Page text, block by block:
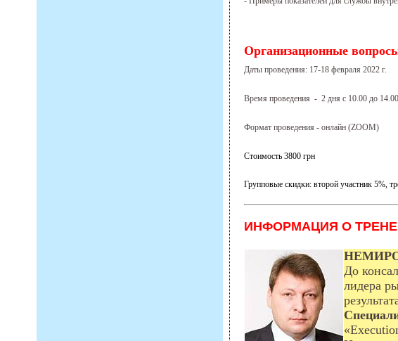
Организационные
Даты проведения: 17-18 февраля 2022 г.
Время проведения - 2 дня с 10.00 до 14.00
Формат проведения - онлайн (ZOOM)
Стоимость 3800 грн
Групповые скидки: второй участник 5%,
ИНФОРМАЦИЯ О
До
лидера